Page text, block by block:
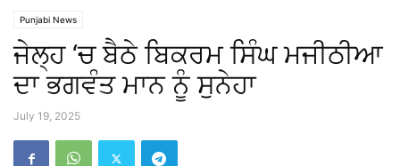
Punjabi News
ਜੇਲ੍ਹ ‘ਚ ਬੈਠੇ ਬਿਕਰਮ ਸਿੰਘ ਮਜੀਠੀਆ
ਦਾ ਭਗਵੰਤ ਮਾਨ ਨੂੰ ਸੁਨੇਹਾ
July 19, 2025